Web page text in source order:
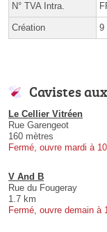
N° TVA Intra.
Création 9
Cavistes
Le Cellier Vitréen
Rue Garengeot
160 mètres
Fermé, ouvre mardi à
V And B
Rue du Fougeray
1.7 km
Fermé, ouvre demain à